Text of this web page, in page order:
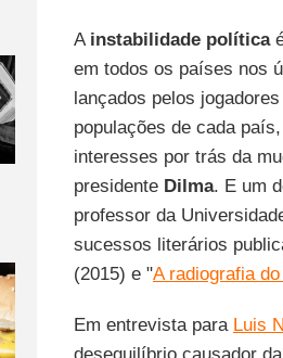
A instabilidade política
em todos os países nos
lançados pelos
populações de cada
interesses por trás da
presidente Dilma. E um
professor da
sucessos literários
(2015) e "A radiografia
Em entrevista para Luis